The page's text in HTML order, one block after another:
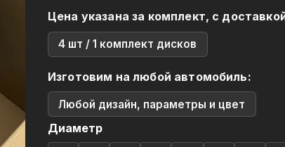
Цена указана за комплект, с
4 шт / 1 комплект дисков
Изготовим на любой автомобиль:
Любой дизайн, параметры и цвет
Диаметр